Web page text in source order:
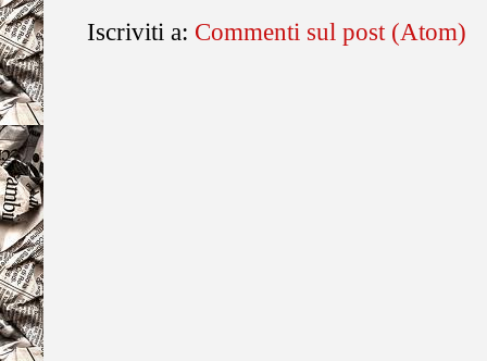
Iscriviti a: Commenti sul post (Atom)